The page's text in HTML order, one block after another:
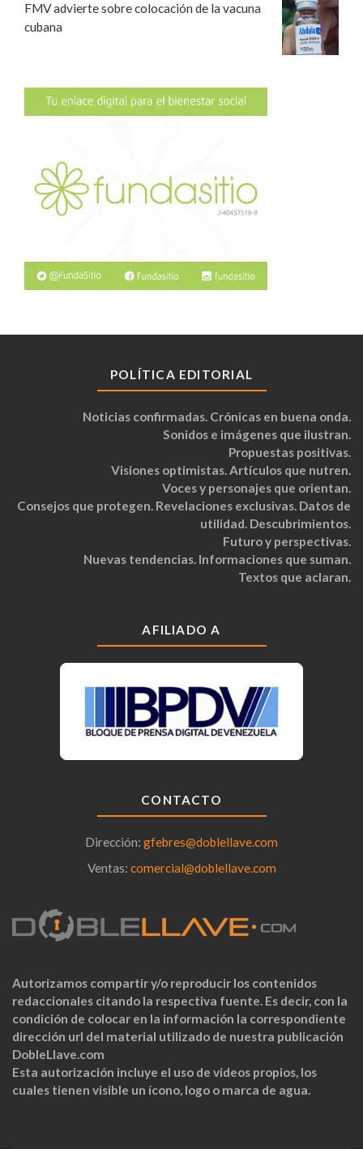
FMV advierte sobre colocación de la vacuna
cubana
POLÍTICA EDITORIAL
Noticias confirmadas. Crónicas en buena onda.
Sonidos e imágenes que ilustran.
Propuestas positivas.
Visiones optimistas. Artículos que nutren.
Voces y personajes que orientan.
Consejos que protegen. Revelaciones exclusivas. Datos de
utilidad. Descubrimientos.
Futuro y perspectivas.
Nuevas tendencias. Informaciones que suman.
Textos que aclaran.
AFILIADO A
CONTACTO
Dirección: gfebres@doblellave.com
Ventas: comercial@doblellave.com
Autorizamos compartir y/o reproducir los contenidos
redaccionales citando la respectiva fuente. Es decir, con la
condición de colocar en la información la correspondiente
dirección url del material utilizado de nuestra publicación
DobleLlave.com
Esta autorización incluye el uso de videos propios, los
cuales tienen visible un ícono, logo o marca de agua.